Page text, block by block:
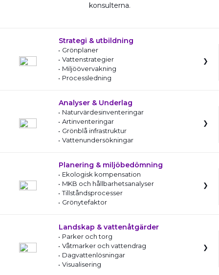
konsulterna.
Strategi & utbildning
Grönplaner
Vattenstrategier
Miljöövervakning
Processledning
Analyser & Underlag
Naturvärdesinventeringar
Artinventeringar
Grönblå infrastruktur
Vattenundersökningar
Planering & miljöbedömning
Ekologisk kompensation
MKB och hållbarhetsanalyser
Tillståndsprocesser
Grönytefaktor
Landskap & vattenåtgärder
Parker och torg
Våtmarker och vattendrag
Dagvattenlösningar
Visualisering